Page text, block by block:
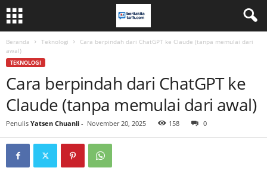
Beranda Teknologi
Cara berpindah dari ChatGPT ke Claude (tanpa memulai dari
awal)
TEKNOLOGI
Cara berpindah dari ChatGPT ke
Claude (tanpa memulai dari awal)
Penulis Yatsen Chuanli - November 20, 2025 158 0